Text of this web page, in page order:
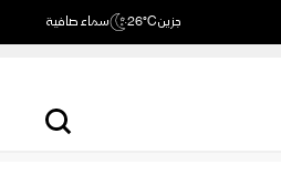
جزين26°C سماء صافية